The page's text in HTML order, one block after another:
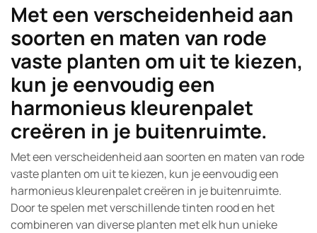
Met een verscheidenheid aan
soorten en maten van rode
vaste planten om uit te kiezen,
kun je eenvoudig een
harmonieus kleurenpalet
creëren in je buitenruimte.
Met een verscheidenheid aan soorten en maten van rode
vaste planten om uit te kiezen, kun je eenvoudig een
harmonieus kleurenpalet creëren in je buitenruimte.
Door te spelen met verschillende tinten rood en het
combineren van diverse planten met elk hun unieke